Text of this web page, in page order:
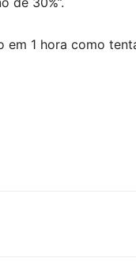
1 hora como